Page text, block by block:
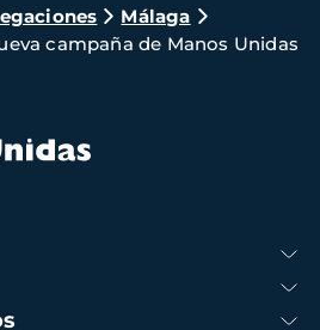
Málaga
campaña de Manos Unidas